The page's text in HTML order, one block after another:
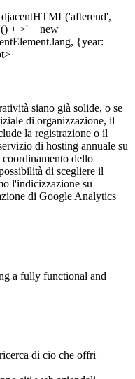
siano già solide, o se
di organizzazione, il
la registrazione o il
di hosting annuale su
coordinamento dello
di scegliere il
l'indicizzazione su
di Google Analytics
a fully functional and
di cio che offri